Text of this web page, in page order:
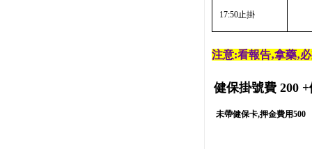
17:50止掛
注意:看報告‚拿藥‚
健保掛號費 200 +
未帶健保卡,押金費用500